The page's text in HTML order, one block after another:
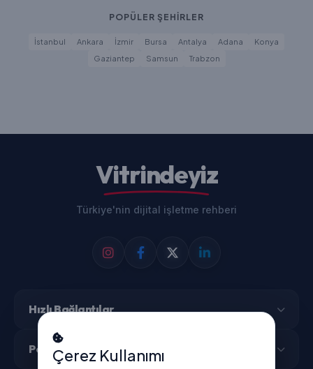
POPÜLER ŞEHİRLER
İstanbul Ankara İzmir Bursa Antalya Adana
Konya
Gaziantep
Samsun Trabzon
Vitrindeyiz
Türkiye'nin dijital işletme rehberi
Hızlı Bağlantılar
Popüler Şehirler
Çerez Kullanımı